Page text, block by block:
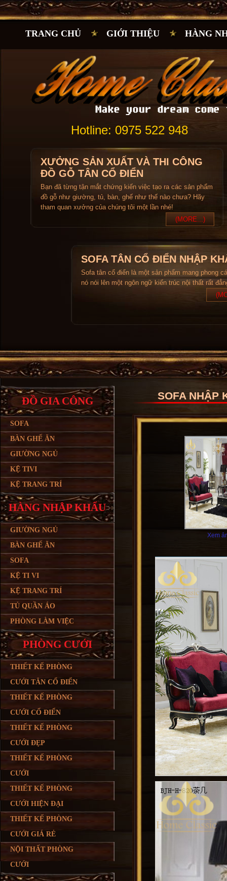
TRANG CHỦ GIỚI THIỆU HÀNG
Hotline: 0975 522 948
XƯỞNG SẢN XUẤT VÀ THI CÔNG
ĐỒ GỖ TÂN CỔ ĐIỂN
Bạn đã từng tận mắt chứng kiến việc tạo ra các sản phẩm
đồ gỗ như giường, tủ, bàn, ghế như thế nào chưa? Hãy
tham quan xưởng của chúng tôi một lần nhé!
(MORE...)
SOFA TÂN CỔ ĐIỂN NHẬP
Sofa tân cổ điển là một sản phẩm mang phong
nó nói lên một ngôn ngữ kiến trúc nội thất rất
ĐỒ GIA CÔNG
SOFA
BÀN GHẾ ĂN
GIƯỜNG NGỦ
KỆ TIVI
KỆ TRANG TRÍ
HÀNG NHẬP KHẨU
GIƯỜNG NGỦ
BÀN GHẾ ĂN
SOFA
KỆ TI VI
KỆ TRANG TRÍ
TỦ QUẦN ÁO
PHÒNG LÀM VIỆC
PHÒNG CƯỚI
THIẾT KẾ PHÒNG
CƯỚI TÂN CỔ ĐIỂN
THIẾT KẾ PHÒNG
CƯỚI CỔ ĐIỂN
THIẾT KẾ PHÒNG
CƯỚI ĐẸP
THIẾT KẾ PHÒNG
CƯỚI
THIẾT KẾ PHÒNG
CƯỚI HIỆN ĐẠI
THIẾT KẾ PHÒNG
CƯỚI GIÁ RẺ
NỘI THẤT PHÒNG
CƯỚI
SOFA NHẬP
Xem